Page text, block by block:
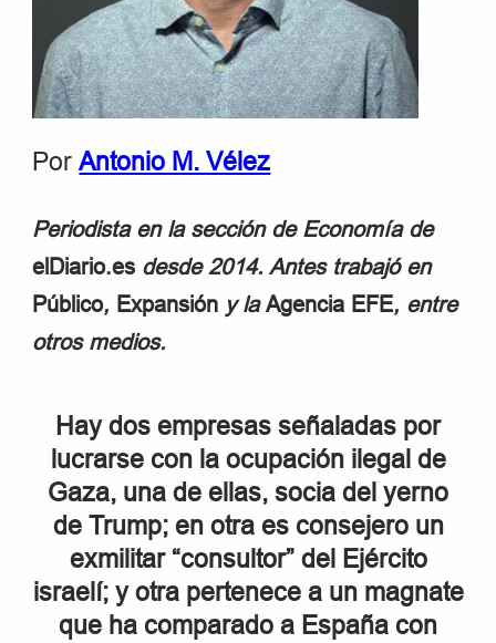
PorAntonio M. Vélez
Periodista en la sección de Economía de
elDiario.es desde 2014. Antes trabajó en
Público, Expansión y laAgencia EFE, entre
otros medios.
Hay dos empresas señaladas por
lucrarse con la ocupación ilegal de
Gaza, una de ellas, socia del yerno
de Trump; en otra es consejero un
exmilitar “consultor” del Ejército
israelí; y otra pertenece a un magnate
que ha comparado a España con